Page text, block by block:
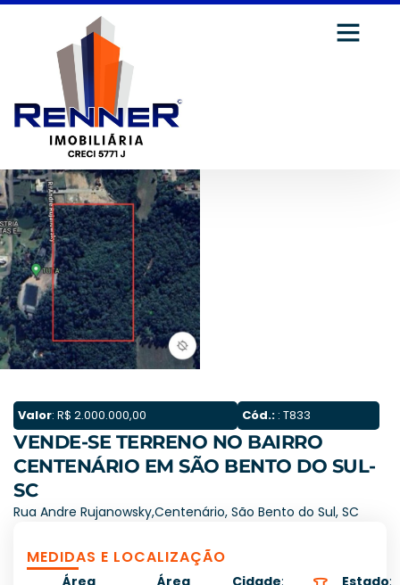
Valor: R$ 2.000.000,00 Cód.: : T833
VENDE-SE TERRENO NO BAIRRO
CENTENÁRIO EM SÃO BENTO DO SUL-
SC
Rua Andre Rujanowsky,Centenário, São Bento do Sul, SC
MEDIDAS E LOCALIZAÇÃO
Área
Área
Cidade:
Estado: